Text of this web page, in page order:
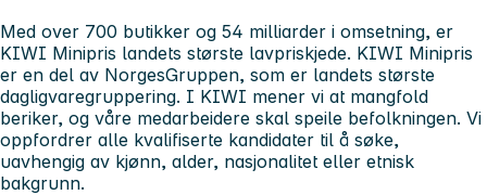
Med over 700 butikker og 54 milliarder i omsetning, er
KIWI Minipris landets største lavpriskjede. KIWI Minipris
er en del av NorgesGruppen, som er landets største
dagligvaregruppering. I KIWI mener vi at mangfold
beriker, og våre medarbeidere skal speile befolkningen. Vi
oppfordrer alle kvalifiserte kandidater til å søke,
uavhengig av kjønn, alder, nasjonalitet eller etnisk
bakgrunn.